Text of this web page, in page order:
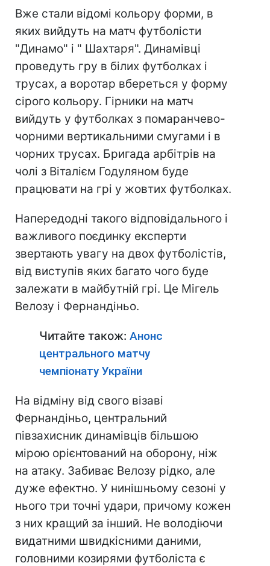
Вже стали відомі кольору форми, в
яких вийдуть на матч футболісти
"Динамо" і " Шахтаря". Динамівці
проведуть гру в білих футболках і
трусах, а воротар вбереться у форму
сірого кольору. Гірники на матч
вийдуть у футболках з помаранчево-
чорними вертикальними смугами і в
чорних трусах. Бригада арбітрів на
чолі з Віталієм Годуляном буде
працювати на грі у жовтих футболках.
Напередодні такого відповідального і
важливого поєдинку експерти
звертають увагу на двох футболістів,
від виступів яких багато чого буде
залежати в майбутній грі. Це Мігель
Велозу і Фернандіньо.
Читайте також: Анонс
центрального матчу
чемпіонату України
На відміну від свого візаві
Фернандіньо, центральний
півзахисник динамівців більшою
мірою орієнтований на оборону, ніж
на атаку. Забиває Велозу рідко, але
дуже ефектно. У нинішньому сезоні у
нього три точні удари, причому кожен
з них кращий за інший. Не володіючи
видатними швидкісними даними,
головними козирями футболіста є